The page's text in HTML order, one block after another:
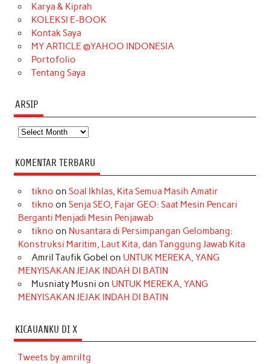
k
a
m
Karya & Kiprah
KOLEKSI E-BOOK
Kontak Saya
MY ARTICLE @YAHOO INDONESIA
Portofolio
Tentang Saya
ARSIP
Arsip
KOMENTAR TERBARU
tikno on Soal Ikhlas, Kita Semua Masih Amatir
tikno on Senja SEO, Fajar GEO: Saat Mesin Pencari
Berganti Menjadi Mesin Penjawab
tikno on Nusantara di Persimpangan Gelombang:
Konstruksi Maritim, Laut Kita, dan Tanggung Jawab Kita
Amril Taufik Gobel on UNTUK MEREKA, YANG
MENYISAKAN JEJAK INDAH DI BATIN
Musniaty Musni on UNTUK MEREKA, YANG
MENYISAKAN JEJAK INDAH DI BATIN
KICAUANKU DI X
Tweets by amriltg